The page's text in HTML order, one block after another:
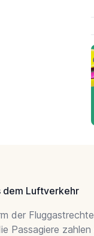
dem Luftverkehr
der
Passagiere